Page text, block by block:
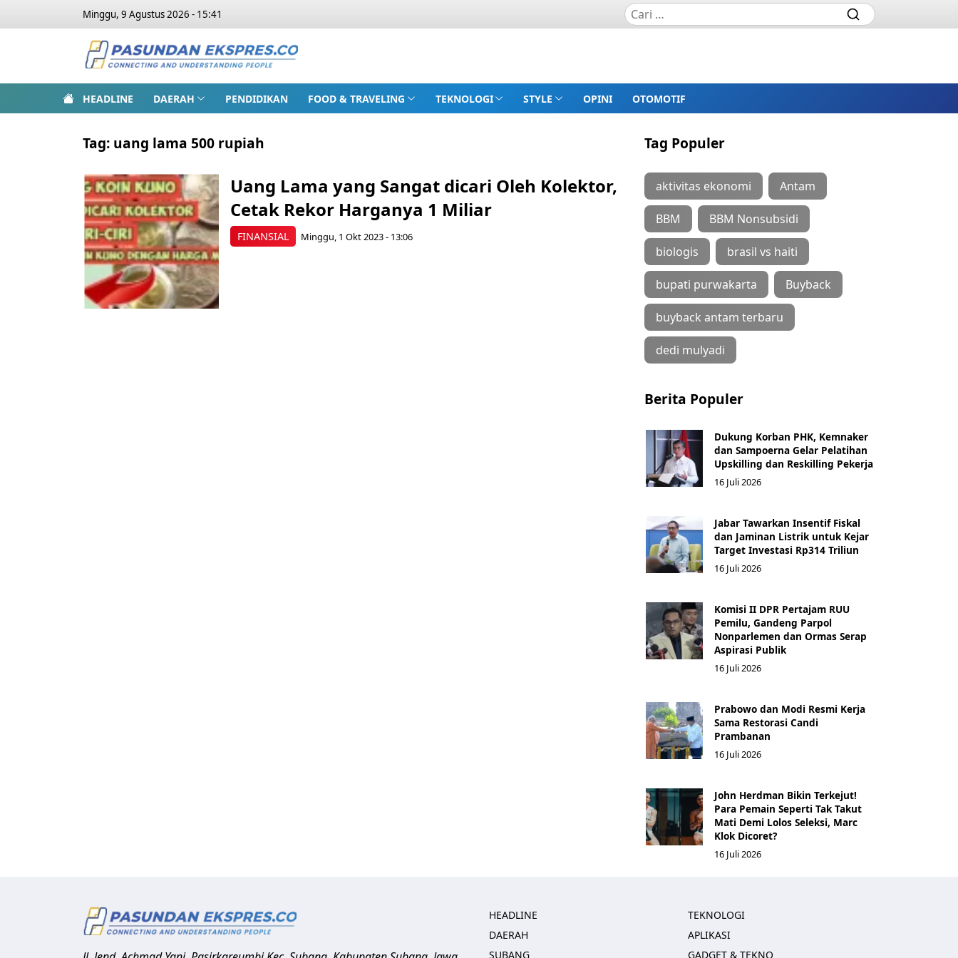
Minggu, 9 Agustus 2026 - 15:41
HEADLINE DAERAH PENDIDIKAN FOOD & TRAVELING TEKNOLOGI STYLE OPINI OTOMOTIF
Tag: uang lama 500 rupiah
FINANSIAL
Uang Lama yang Sangat dicari Oleh Kolektor,
Cetak Rekor Harganya 1 Miliar
Minggu, 1 Okt 2023 - 13:06
Tag Populer
aktivitas ekonomi Antam
BBM BBM Nonsubsidi
biologis brasil vs haiti
bupati purwakarta Buyback
buyback antam terbaru
dedi mulyadi
Berita Populer
Dukung Korban PHK, Kemnaker
dan Sampoerna Gelar Pelatihan
Upskilling dan Reskilling Pekerja
16 Juli 2026
Jabar Tawarkan Insentif Fiskal
dan Jaminan Listrik untuk Kejar
Target Investasi Rp314 Triliun
16 Juli 2026
Komisi II DPR Pertajam RUU
Pemilu, Gandeng Parpol
Nonparlemen dan Ormas Serap
Aspirasi Publik
16 Juli 2026
Prabowo dan Modi Resmi Kerja
Sama Restorasi Candi
Prambanan
16 Juli 2026
John Herdman Bikin Terkejut!
Para Pemain Seperti Tak Takut
Mati Demi Lolos Seleksi, Marc
Klok Dicoret?
16 Juli 2026
HEADLINE
DAERAH
SUBANG
TEKNOLOGI
APLIKASI
GADGET & TEKNO